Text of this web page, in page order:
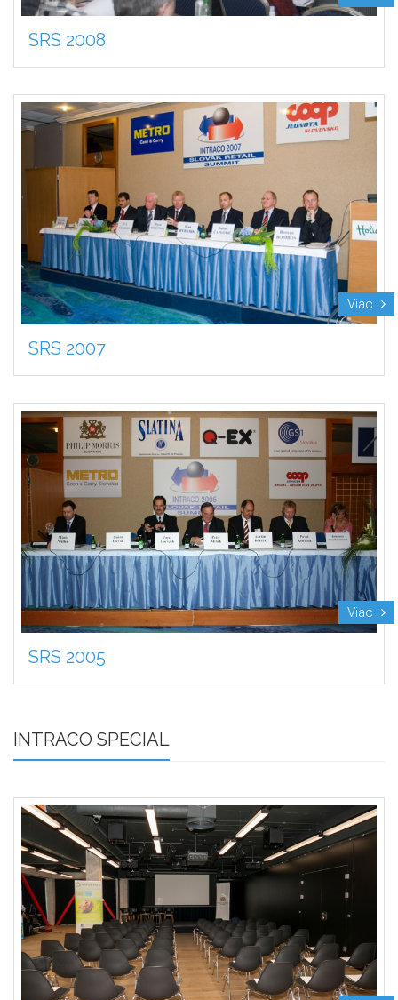
SRS 2008
Viac
SRS 2007
Viac
SRS 2005
INTRACO SPECIAL